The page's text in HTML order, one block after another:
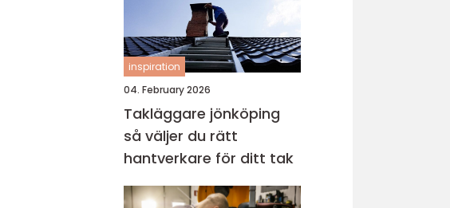
inspiration
04. February 2026
Takläggare jönköping
så väljer du rätt
hantverkare för ditt tak